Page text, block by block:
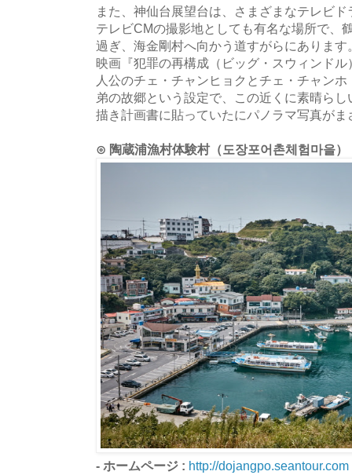
また、神仙台展望台は、さまざまなテレビ
テレビCMの撮影地としても有名な場所で、
過ぎ、海金剛村へ向かう道すがらにあります
映画『犯罪の再構成（ビッグ・スウィンド
人公のチェ・チャンヒョクとチェ・チャン
弟の故郷という設定で、この近くに素晴ら
描き計画書に貼っていたにパノラマ写真が
⊙ 陶蔵浦漁村体験村（도장포어촌체험마을）
- ホームページ : http://dojangpo.seantour.com